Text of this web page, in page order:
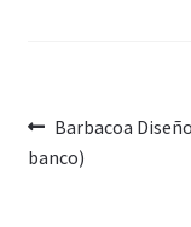
de
Anterior:
Barbacoa
banco)